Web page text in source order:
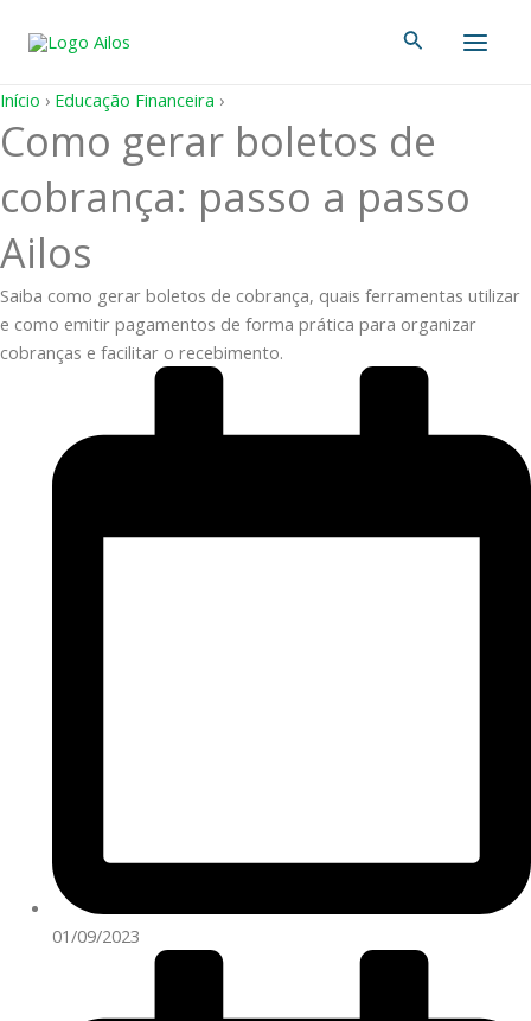
para
conteúdo
Pesquisar
Início › Educação Financeira ›
Como gerar boletos de
cobrança: passo a passo
Ailos
Saiba como gerar boletos de cobrança, quais ferramentas utilizar
e como emitir pagamentos de forma prática para organizar
cobranças e facilitar o recebimento.
01/09/2023